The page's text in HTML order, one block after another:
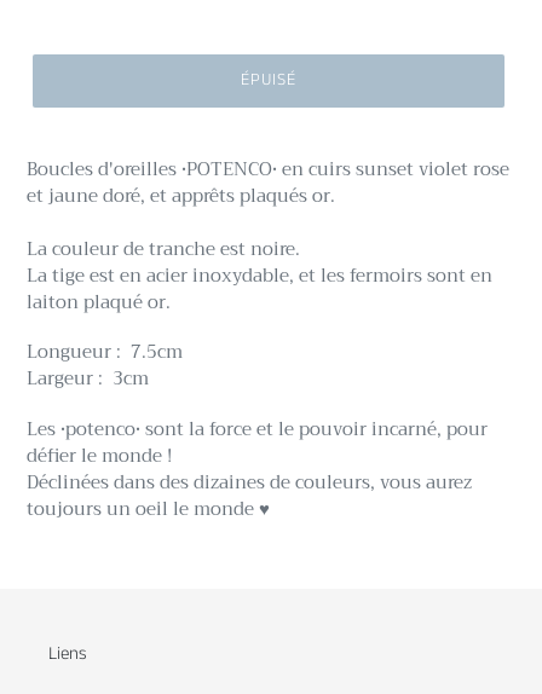
ÉPUISÉ
Boucles d'oreilles •POTENCO• en cuirs sunset violet rose
et jaune doré, et apprêts plaqués or.
La couleur de tranche est noire.
La tige est en acier inoxydable, et les fermoirs sont en
laiton plaqué or.
Longueur : 7.5cm
Largeur : 3cm
Les •potenco• sont la force et le pouvoir incarné, pour
défier le monde !
Déclinées dans des dizaines de couleurs, vous aurez
toujours un oeil le monde ♥
Liens